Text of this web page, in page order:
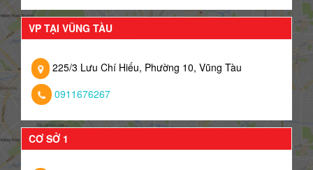
VP TẠI VŨNG TÀU
225/3 Lưu Chí Hiếu, Phường 10, Vũng Tàu
0911676267
CƠ SỞ 1